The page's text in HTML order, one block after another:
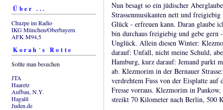
Über ...
Chuzpe im Radio
IKG München/Oberbayern
AFK M94,5
Korah´s Rotte
Sollte man besuchen
JTA
Haaretz
Aufbau, N.Y.
Hagalil
Juden.de
Nun besagt so ein jüdischer
Strassenmusikanten nett und
Glück - erfreuen kann. Daran glaube
bin durchaus freigiebig und gebe
Unglück. Allein diesen Winter:
darauf: Unfall, nicht meine Schuld,
Hamburg, kurz darauf: Jemand parkt
ab. Klezmorim in der Bernauer
verdrehtem Fuss von der Eisplatte
Fresse vorraus. Klezmorim in
streikt 70 Kilometer nach Berlin, 500